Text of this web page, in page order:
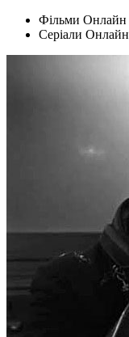
Фільми Oнлайн
Серіали Oнлайн